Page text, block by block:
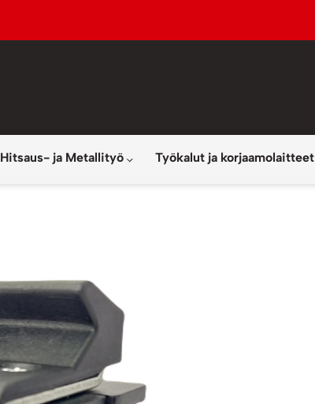
Hitsaus- ja Metallityö Työkalut ja korjaamolaitteet